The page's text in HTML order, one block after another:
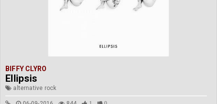
BIFFY CLYRO
Ellipsis
alternative rock